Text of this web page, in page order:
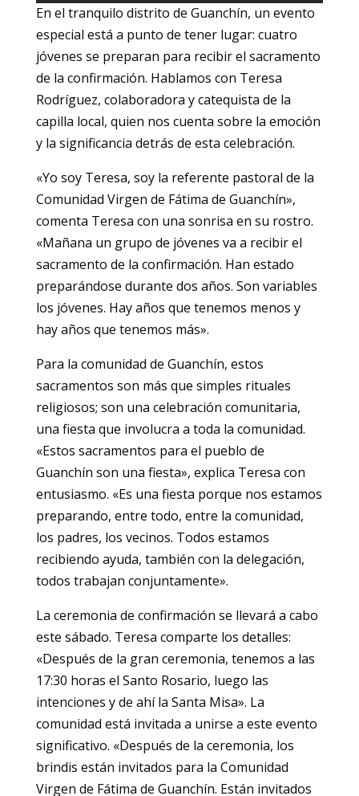
En el tranquilo distrito de Guanchín, un evento
especial está a punto de tener lugar: cuatro
jóvenes se preparan para recibir el sacramento
de la confirmación. Hablamos con Teresa
Rodríguez, colaboradora y catequista de la
capilla local, quien nos cuenta sobre la emoción
y la significancia detrás de esta celebración.
«Yo soy Teresa, soy la referente pastoral de la
Comunidad Virgen de Fátima de Guanchín»,
comenta Teresa con una sonrisa en su rostro.
«Mañana un grupo de jóvenes va a recibir el
sacramento de la confirmación. Han estado
preparándose durante dos años. Son variables
los jóvenes. Hay años que tenemos menos y
hay años que tenemos más».
Para la comunidad de Guanchín, estos
sacramentos son más que simples rituales
religiosos; son una celebración comunitaria,
una fiesta que involucra a toda la comunidad.
«Estos sacramentos para el pueblo de
Guanchín son una fiesta», explica Teresa con
entusiasmo. «Es una fiesta porque nos estamos
preparando, entre todo, entre la comunidad,
los padres, los vecinos. Todos estamos
recibiendo ayuda, también con la delegación,
todos trabajan conjuntamente».
La ceremonia de confirmación se llevará a cabo
este sábado. Teresa comparte los detalles:
«Después de la gran ceremonia, tenemos a las
17:30 horas el Santo Rosario, luego las
intenciones y de ahí la Santa Misa». La
comunidad está invitada a unirse a este evento
significativo. «Después de la ceremonia, los
brindis están invitados para la Comunidad
Virgen de Fátima de Guanchín. Están invitados